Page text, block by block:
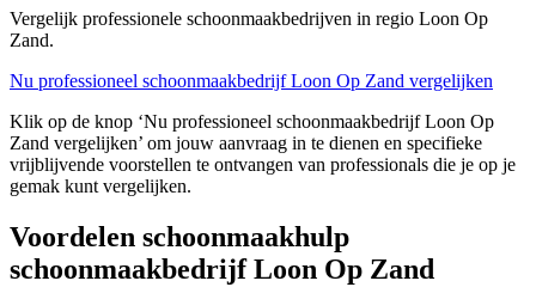
Vergelijk professionele schoonmaakbedrijven in regio Loon Op
Zand.
Nu professioneel schoonmaakbedrijf Loon Op Zand vergelijken
Klik op de knop ‘Nu professioneel schoonmaakbedrijf Loon Op
Zand vergelijken’ om jouw aanvraag in te dienen en specifieke
vrijblijvende voorstellen te ontvangen van professionals die je op je
gemak kunt vergelijken.
Voordelen schoonmaakhulp
schoonmaakbedrijf Loon Op Zand